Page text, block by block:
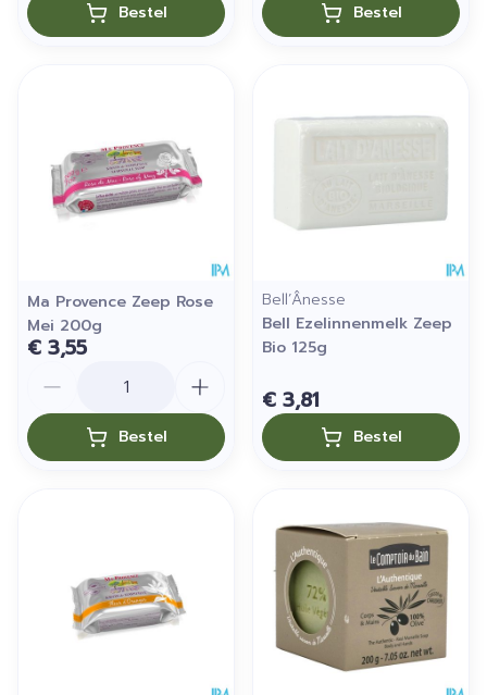
Bestel Bestel
Ma Provence Zeep Rose
Mei 200g
€ 3,55
Bestel
Bell’Ânesse
Bell Ezelinnenmelk Zeep
Bio 125g
€ 3,81
Bestel